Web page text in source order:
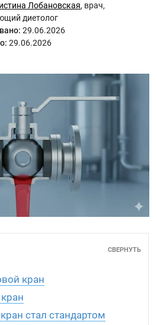
Лобановская, врач,
диетолог
29.06.2026
29.06.2026
СВЕРНУТЬ
кран
стал стандартом